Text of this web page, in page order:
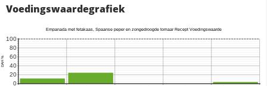
Voedingswaardegrafiek